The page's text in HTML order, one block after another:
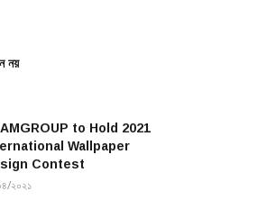
নয়
to Hold 2021
Wallpaper
Contest
২০২১